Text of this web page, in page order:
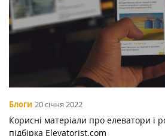
Блоги 20 січня 2022
Корисні матеріали про елеватори і
підбірка Elevatorist.com